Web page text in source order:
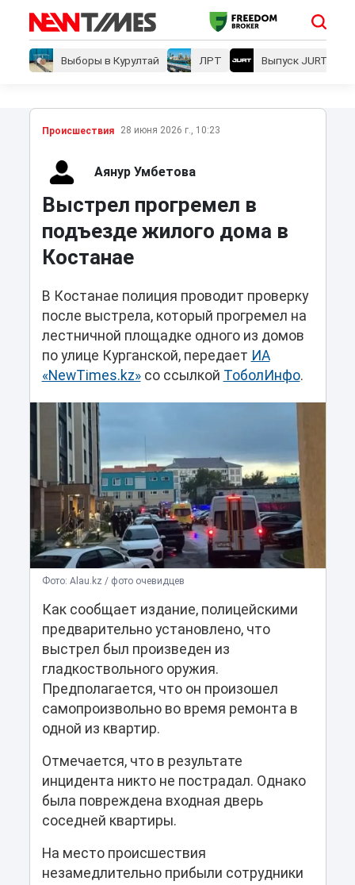
Выборы в Курултай ЛРТ Выпуск JURT
Проиcшествия 28 июня 2026 г., 10:23
Аянур Умбетова
Выстрел прогремел в
подъезде жилого дома в
Костанае
В Костанае полиция проводит проверку
после выстрела, который прогремел на
лестничной площадке одного из домов
по улице Курганской, передает ИА
«NewTimes.kz»со ссылкой ТоболИнфо.
Фото: Alau.kz / фото очевидцев
Как сообщает издание, полицейскими
предварительно установлено, что
выстрел был произведен из
гладкоствольного оружия.
Предполагается, что он произошел
самопроизвольно во время ремонта в
одной из квартир.
Отмечается, что в результате
инцидента никто не пострадал. Однако
была повреждена входная дверь
соседней квартиры.
На место происшествия
незамедлительно прибыли сотрудники